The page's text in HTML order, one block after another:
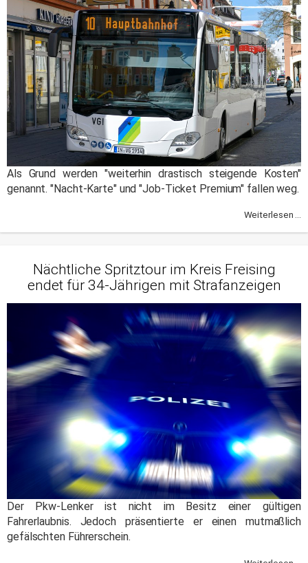
Als Grund werden "weiterhin drastisch steigende Kosten"
genannt. "Nacht-Karte" und "Job-Ticket Premium" fallen weg.
Weiterlesen ...
Nächtliche Spritztour im Kreis Freising
endet für 34-Jährigen mit Strafanzeigen
Der Pkw-Lenker ist nicht im Besitz einer gültigen
Fahrerlaubnis. Jedoch präsentierte er einen mutmaßlich
gefälschten Führerschein.